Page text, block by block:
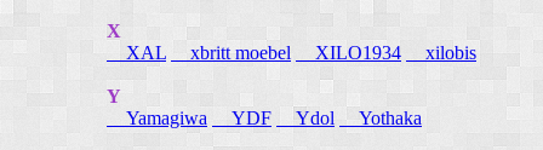
X
XAL
xbritt moebel XILO1934 xilobis
Y
Yamagiwa
YDF Ydol Yothaka